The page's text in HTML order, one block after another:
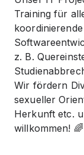
Training für
z. B.
Wir fördern
sexueller
Herkunft etc.
willkommen! 🌈